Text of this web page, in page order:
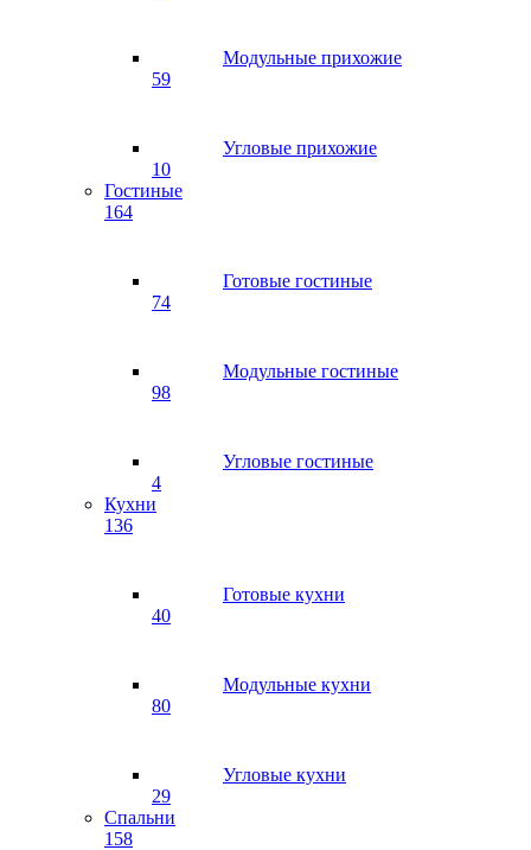
Модульные прихожие
59
Угловые прихожие
10
Гостиные
164
Готовые гостиные
74
Модульные гостиные
98
Угловые гостиные
4
Кухни
136
Готовые кухни
40
Модульные кухни
80
Угловые кухни
29
Спальни
158